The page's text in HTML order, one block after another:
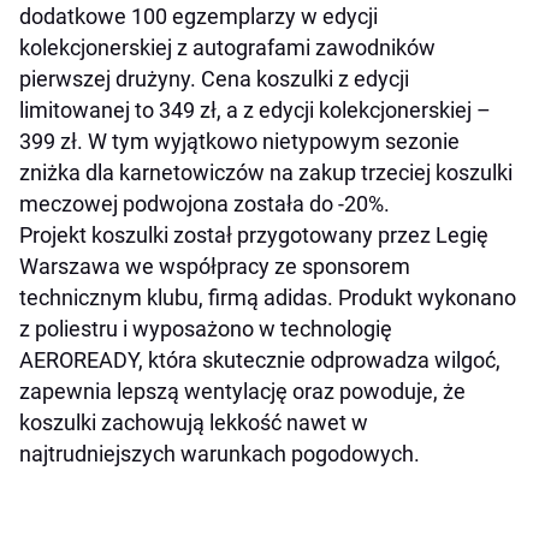
dodatkowe 100 egzemplarzy w edycji
kolekcjonerskiej z autografami zawodników
pierwszej drużyny. Cena koszulki z edycji
limitowanej to 349 zł, a z edycji kolekcjonerskiej –
399 zł. W tym wyjątkowo nietypowym sezonie
zniżka dla karnetowiczów na zakup trzeciej koszulki
meczowej podwojona została do -20%.
Projekt koszulki został przygotowany przez Legię
Warszawa we współpracy ze sponsorem
technicznym klubu, firmą adidas. Produkt wykonano
z poliestru i wyposażono w technologię
AEROREADY, która skutecznie odprowadza wilgoć,
zapewnia lepszą wentylację oraz powoduje, że
koszulki zachowują lekkość nawet w
najtrudniejszych warunkach pogodowych.